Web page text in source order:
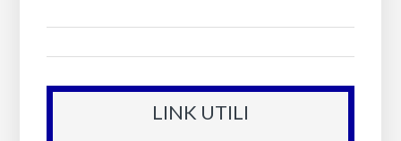
LINK UTILI